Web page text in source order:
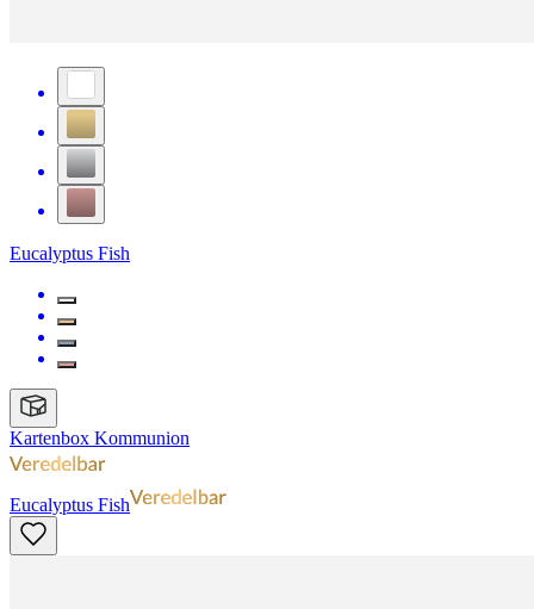
Eucalyptus Fish
Kartenbox Kommunion
Eucalyptus Fish